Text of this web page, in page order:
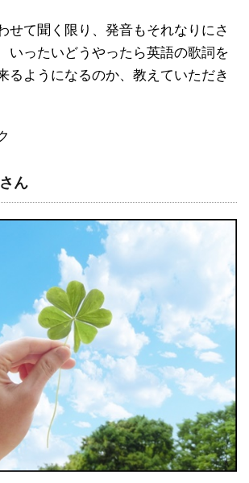
せて聞く限り、発音もそれなりにさ
いったいどうやったら英語の歌詞を
るようになるのか、教えていただき
ん